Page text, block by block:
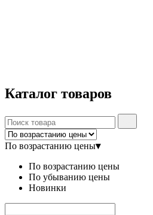
Каталог товаров
По возрастанию цены▾
По возрастанию цены
По убыванию цены
Новинки